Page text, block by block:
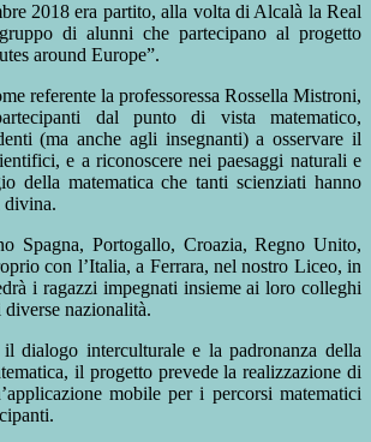
2018 era partito, alla volta di Alcalà la Real
di alunni che partecipano al progetto
around Europe”.
referente la professoressa Rossella Mistroni,
dal punto di vista matematico,
(ma anche agli insegnanti) a osservare il
e a riconoscere nei paesaggi naturali e
della matematica che tanti scienziati hanno
divina.
Spagna, Portogallo, Croazia, Regno Unito,
con l’Italia, a Ferrara, nel nostro Liceo, in
i ragazzi impegnati insieme ai loro colleghi
nazionalità.
dialogo interculturale e la padronanza della
il progetto prevede la realizzazione di
mobile per i percorsi matematici